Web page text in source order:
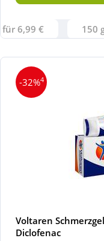
für 6,99 € 150
-32%4
Voltaren
Diclofenac